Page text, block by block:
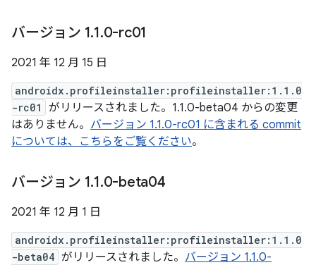
バージョン 1.1.0-rc01
2021 年 12 月 15 日
androidx.profileinstaller:profileinstaller:1.1.0
-rc01
がリリースされました。1.1.0-beta04 からの変更
はありません。 バージョン 1.1.0-rc01 に含まれる commit
については、こちらをご覧ください。
バージョン 1.1.0-beta04
2021 年 12 月 1 日
androidx.profileinstaller:profileinstaller:1.1.0
-beta04 がリリースされました。 バージョン 1.1.0-